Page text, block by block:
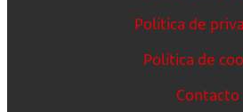
Política de
Política de
Contacto